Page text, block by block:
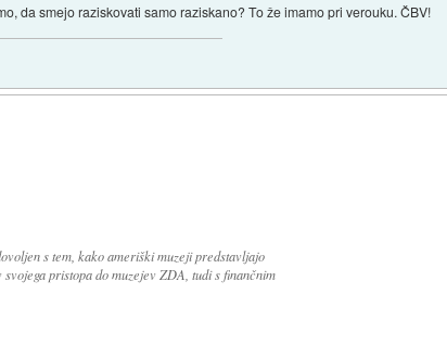
da smejo raziskovati samo raziskano? To že imamo pri verouku. ČBV!
s tem, kako ameriški muzeji predstavljajo
pristopa do muzejev ZDA, tudi s finančnim